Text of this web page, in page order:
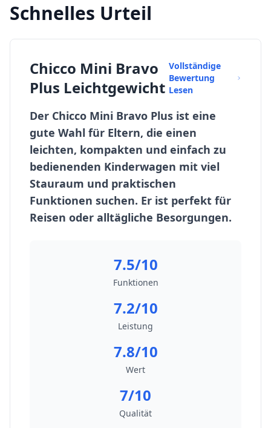
Schnelles Urteil
Chicco Mini Bravo
Plus Leichtgewicht
Vollständige
Bewertung
Lesen
Der Chicco Mini Bravo Plus ist eine
gute Wahl für Eltern, die einen
leichten, kompakten und einfach zu
bedienenden Kinderwagen mit viel
Stauraum und praktischen
Funktionen suchen. Er ist perfekt für
Reisen oder alltägliche Besorgungen.
7.5/10
Funktionen
7.2/10
Leistung
7.8/10
Wert
7/10
Qualität